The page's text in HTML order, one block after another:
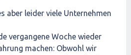
aber leider viele Unternehmen
vergangene Woche wieder
machen: Obwohl wir